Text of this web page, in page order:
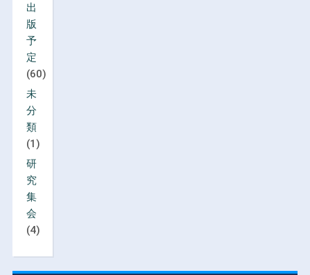
出
版
予
定
(60)
未
分
類
(1)
研
究
集
会
(4)